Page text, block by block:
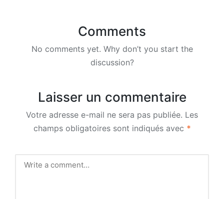
Comments
No comments yet. Why don’t you start the
discussion?
Laisser un commentaire
Votre adresse e-mail ne sera pas publiée. Les
champs obligatoires sont indiqués avec *